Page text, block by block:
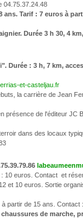
04.75.37.24.48
Tarif : 7 euros à
Durée 3 h 30, 4
Durée : 3 h, 7 km,
et-casteljau.fr
la carrière de Jean
présence de l'éditeur JC
dans des locaux
10 euros. Contact et
et 10 euros. Sortie
partir de 15 ans. Contact
de marche,